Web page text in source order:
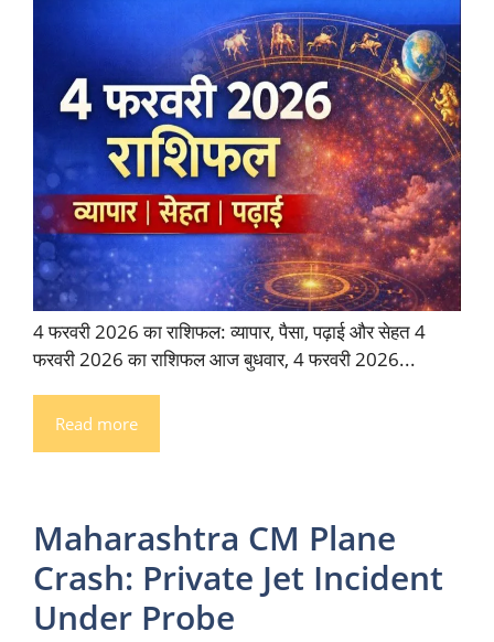
4 फरवरी 2026 का राशिफल: व्यापार, पैसा, पढ़ाई और सेहत 4
फरवरी 2026 का राशिफल आज बुधवार, 4 फरवरी 2026...
Read more
Maharashtra CM Plane
Crash: Private Jet Incident
Under Probe